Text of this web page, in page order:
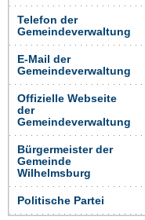
Telefon der
Gemeindeverwaltung
E-Mail der
Gemeindeverwaltung
Offizielle Webseite
der
Gemeindeverwaltung
Bürgermeister der
Gemeinde
Wilhelmsburg
Politische Partei